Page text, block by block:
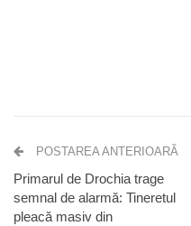
POSTAREA ANTERIOARĂ
Primarul de Drochia trage
semnal de alarmă: Tineretul
pleacă masiv din